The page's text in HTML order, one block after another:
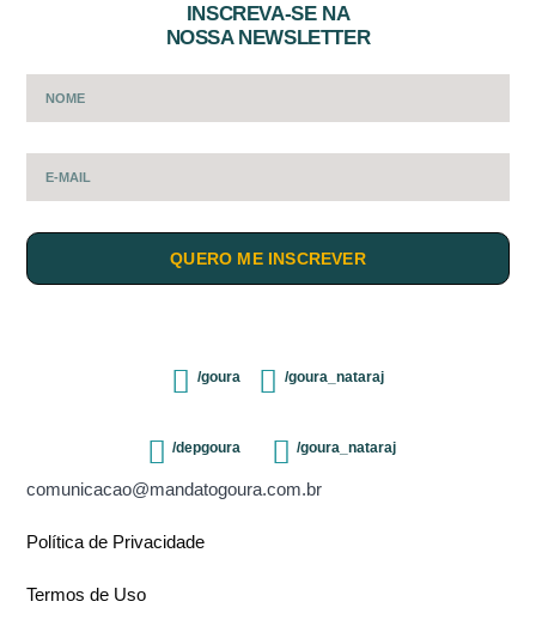
INSCREVA-SE NA
NOSSA NEWSLETTER
QUERO ME INSCREVER
/goura /goura_nataraj
/depgoura /goura_nataraj
comunicacao@mandatogoura.com.br
Política de Privacidade
Termos de Uso